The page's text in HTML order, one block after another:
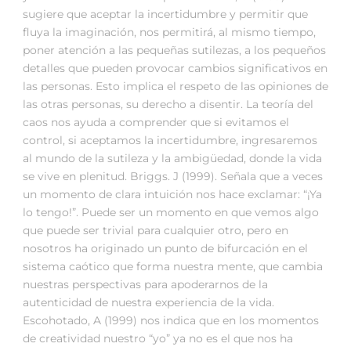
sugiere que aceptar la incertidumbre y permitir que
fluya la imaginación, nos permitirá, al mismo tiempo,
poner atención a las pequeñas sutilezas, a los pequeños
detalles que pueden provocar cambios significativos en
las personas. Esto implica el respeto de las opiniones de
las otras personas, su derecho a disentir. La teoría del
caos nos ayuda a comprender que si evitamos el
control, si aceptamos la incertidumbre, ingresaremos
al mundo de la sutileza y la ambigüedad, donde la vida
se vive en plenitud. Briggs. J (1999). Señala que a veces
un momento de clara intuición nos hace exclamar: “¡Ya
lo tengo!”. Puede ser un momento en que vemos algo
que puede ser trivial para cualquier otro, pero en
nosotros ha originado un punto de bifurcación en el
sistema caótico que forma nuestra mente, que cambia
nuestras perspectivas para apoderarnos de la
autenticidad de nuestra experiencia de la vida.
Escohotado, A (1999) nos indica que en los momentos
de creatividad nuestro “yo” ya no es el que nos ha